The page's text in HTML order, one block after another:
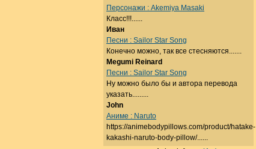
Персонажи : Akemiya Masaki
Класс!!!......
Иван
Песни : Sailor Star Song
Конечно можно, так все стесняются.......
Megumi Reinard
Песни : Sailor Star Song
Ну можно было бы и автора перевода
указать.........
John
Аниме : Naruto
https://animebodypillows.com/product/hatake-
kakashi-naruto-body-pillow/......